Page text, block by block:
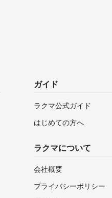
ガイド
ラクマ公式ガイド
はじめての方へ
ラクマについて
会社概要
プライバシーポリシー